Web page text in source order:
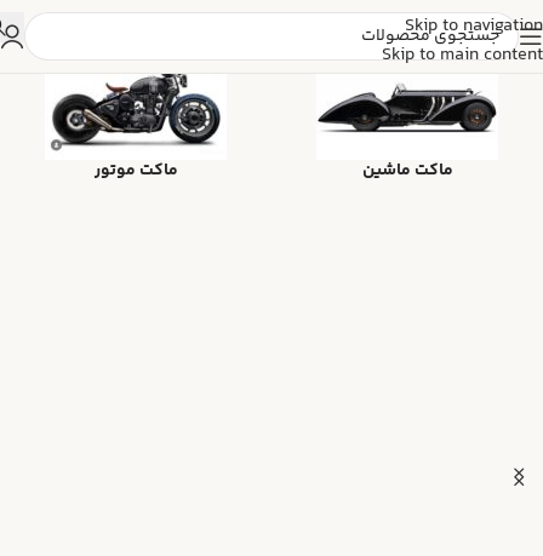
Skip to navigation
Skip to main content
ماکت ماشین ماکت موتور